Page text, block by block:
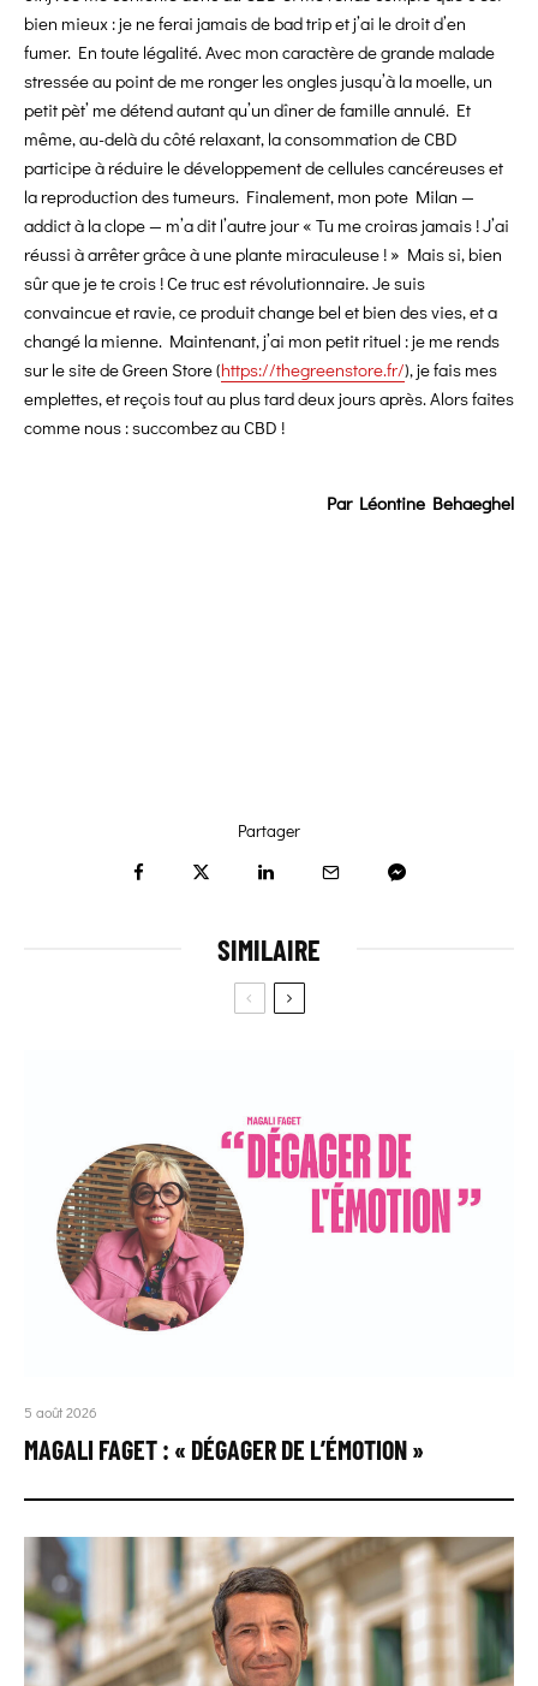
bien mieux : je ne ferai jamais de bad trip et j’ai le droit d’en
fumer. En toute légalité. Avec mon caractère de grande malade
stressée au point de me ronger les ongles jusqu’à la moelle, un
petit pèt’ me détend autant qu’un dîner de famille annulé. Et
même, au-delà du côté relaxant, la consommation de CBD
participe à réduire le développement de cellules cancéreuses et
la reproduction des tumeurs. Finalement, mon pote Milan —
addict à la clope — m’a dit l’autre jour « Tu me croiras jamais ! J’ai
réussi à arrêter grâce à une plante miraculeuse ! » Mais si, bien
sûr que je te crois ! Ce truc est révolutionnaire. Je suis
convaincue et ravie, ce produit change bel et bien des vies, et a
changé la mienne. Maintenant, j’ai mon petit rituel : je me rends
sur le site de Green Store (https://thegreenstore.fr/), je fais mes
emplettes, et reçois tout au plus tard deux jours après. Alors faites
comme nous : succombez au CBD !
Par Léontine Behaeghel
Partager
SIMILAIRE
5 août 2026
MAGALI FAGET : « DÉGAGER DE L’ÉMOTION »